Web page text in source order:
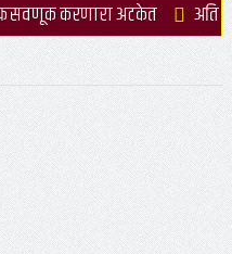
अतिवृष्टीच्या पार्श्वभूमीवर